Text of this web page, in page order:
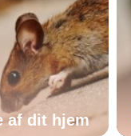
af dit hjem